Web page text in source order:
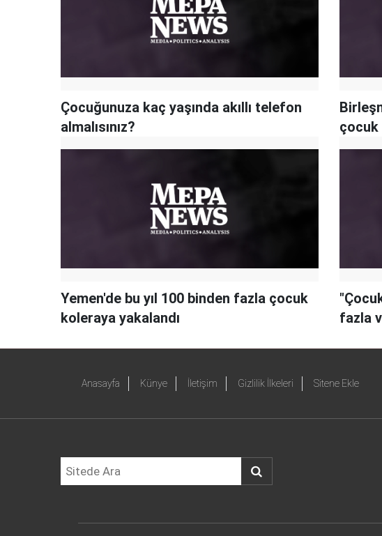
Çocuğunuza kaç yaşında akıllı telefon
almalısınız?
çocuk
Yemen'de bu yıl 100 binden fazla çocuk
koleraya yakalandı
fazla
Anasayfa Künye İletişim Gizlilik İlkeleri Sitene Ekle